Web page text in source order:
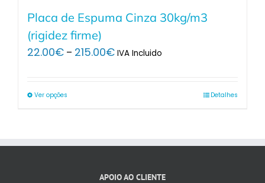
Placa de Espuma Cinza 30kg/m3
(rigidez firme)
22.00€ – 215.00€Price
IVA Incluido
Ver opções Detalhes
APOIO AO CLIENTE